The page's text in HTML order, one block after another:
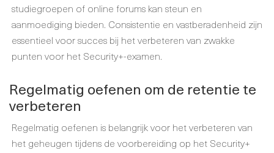
studiegroepen of online forums kan steun en
aanmoediging bieden. Consistentie en vastberadenheid zijn
essentieel voor succes bij het verbeteren van zwakke
punten voor het Security+-examen.
Regelmatig oefenen om de retentie te
verbeteren
Regelmatig oefenen is belangrijk voor het verbeteren van
het geheugen tijdens de voorbereiding op het Security+